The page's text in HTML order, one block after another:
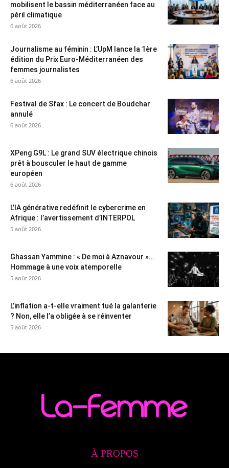
mobilisent le bassin méditerranéen face au
péril climatique
6 août 2026
Journalisme au féminin : L’UpM lance la 1ère
édition du Prix Euro-Méditerranéen des
femmes journalistes
6 août 2026
Festival de Sfax : Le concert de Boudchar
annulé
6 août 2026
XPeng G9L : Le grand SUV électrique chinois
prêt à bousculer le haut de gamme
européen
6 août 2026
L’IA générative redéfinit le cybercrime en
Afrique : l’avertissement d’INTERPOL
5 août 2026
Ghassan Yammine : « De moi à Aznavour »…
Hommage à une voix atemporelle
5 août 2026
L’inflation a-t-elle vraiment tué la galanterie
? Non, elle l’a obligée à se réinventer
5 août 2026
À PROPOS